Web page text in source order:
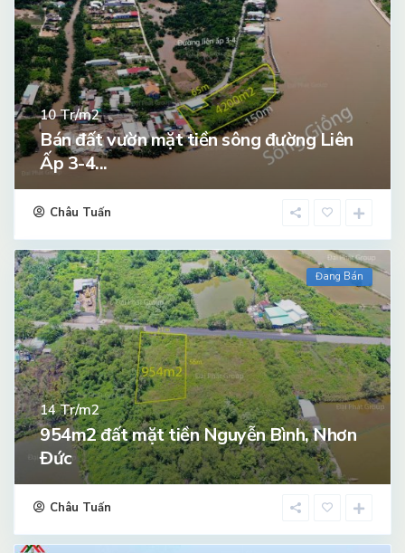
10Tr/m2
Bán đất vườn mặt tiền sông đường Liên
Ấp 3-4...
Châu Tuấn
Đang Bán
14Tr/m2
954m2 đất mặt tiền Nguyễn Bình, Nhơn
Đức
Châu Tuấn